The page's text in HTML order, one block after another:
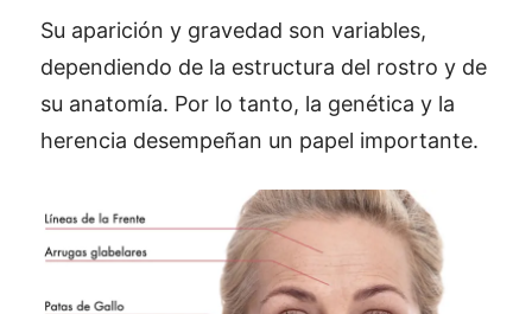
Su aparición y gravedad son variables,
dependiendo de la estructura del rostro y de
su anatomía. Por lo tanto, la genética y la
herencia desempeñan un papel importante.